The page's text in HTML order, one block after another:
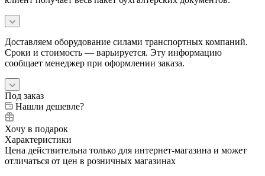
Доставляем оборудование силами транспортных компаний.
Сроки и стоимость — варьируется. Эту информацию
сообщает менеджер при оформлении заказа.
Под заказ
Нашли дешевле?
Хочу в подарок
Характеристики
Цена действительна только для интернет-магазина и может
отличаться от цен в розничных магазинах